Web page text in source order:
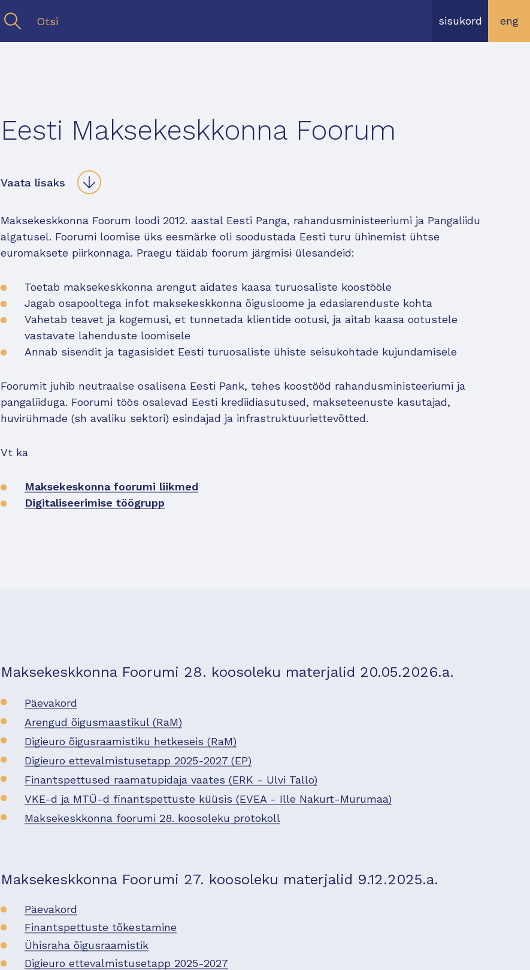
sisukord eng
Eesti Maksekeskkonna Foorum
Vaata lisaks
Maksekeskkonna Foorum loodi 2012. aastal Eesti Panga, rahandusministeeriumi ja Pangaliidu
algatusel. Foorumi loomise üks eesmärke oli soodustada Eesti turu ühinemist ühtse
euromaksete piirkonnaga. Praegu täidab foorum järgmisi ülesandeid:
Toetab maksekeskkonna arengut aidates kaasa turuosaliste koostööle
Jagab osapooltega infot maksekeskkonna õigusloome ja edasiarenduste kohta
Vahetab teavet ja kogemusi, et tunnetada klientide ootusi, ja aitab kaasa ootustele
vastavate lahenduste loomisele
Annab sisendit ja tagasisidet Eesti turuosaliste ühiste seisukohtade kujundamisele
Foorumit juhib neutraalse osalisena Eesti Pank, tehes koostööd rahandusministeeriumi ja
pangaliiduga. Foorumi töös osalevad Eesti krediidiasutused, makseteenuste kasutajad,
huvirühmade (sh avaliku sektori) esindajad ja infrastruktuuriettevõtted.
Vt ka
Maksekeskonna foorumi liikmed
Digitaliseerimise töögrupp
Maksekeskkonna Foorumi 28. koosoleku materjalid 20.05.2026.a.
Päevakord
Arengud õigusmaastikul (RaM)
Digieuro õigusraamistiku hetkeseis (RaM)
Digieuro ettevalmistusetapp 2025-2027 (EP)
Finantspettused raamatupidaja vaates (ERK - Ulvi Tallo)
VKE-d ja MTÜ-d finantspettuste küüsis (EVEA - Ille Nakurt-Murumaa)
Maksekeskkonna foorumi 28. koosoleku protokoll
Maksekeskkonna Foorumi 27. koosoleku materjalid 9.12.2025.a.
Päevakord
Finantspettuste tõkestamine
Ühisraha õigusraamistik
Digieuro ettevalmistusetapp 2025-2027